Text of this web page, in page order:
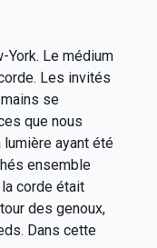
York. Le médium
Les invités
se
que nous
ayant été
ensemble
corde était
des genoux,
Dans cette